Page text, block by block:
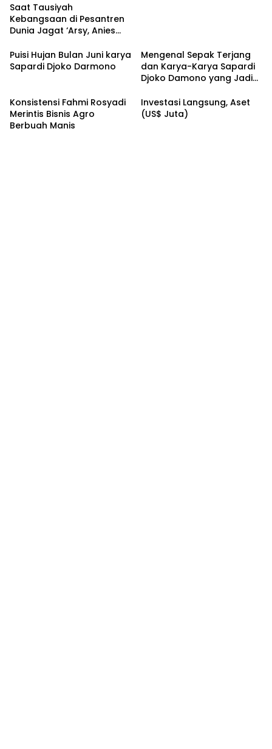
Saat Tausiyah
Kebangsaan di Pesantren
Dunia Jagat ‘Arsy, Anies
Dukungan dari Abah Aos
Puisi Hujan Bulan Juni karya
Sapardi Djoko Darmono
Mengenal Sepak Terjang
dan Karya-Karya Sapardi
Djoko Damono yang Jadi
Konsistensi Fahmi Rosyadi
Merintis Bisnis Agro
Berbuah Manis
Investasi Langsung, Aset
(US$ Juta)